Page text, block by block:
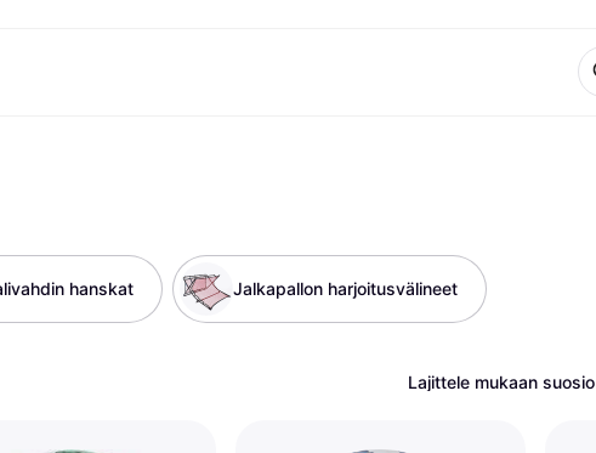
Säästötili
Talletustili
Moottorikuljetukset
Puutarha ja Patio
Keittiökoneet
Kodinkoneet
Kaikki kategoriat
hanskat Jalkapallon harjoitusvälineet
Lajittele mukaan suosio